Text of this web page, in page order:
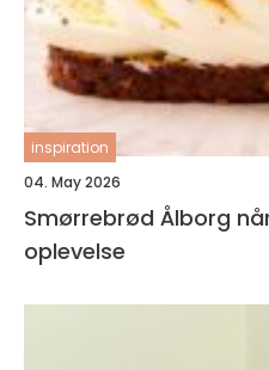
inspiration
04. May 2026
Smørrebrød Ålborg når frokost bliver en
oplevelse